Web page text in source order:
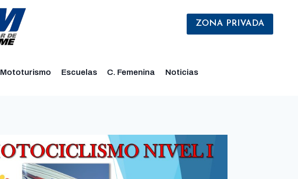
ZONA PRIVADA
Mototurismo Escuelas C. Femenina Noticias